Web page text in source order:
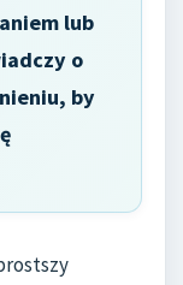
lub
o
by